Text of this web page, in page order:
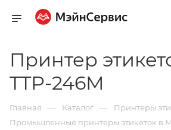
Принтер
TTP-246M
Главная — Каталог — Принтеры
Промышленные принтеры этикеток в